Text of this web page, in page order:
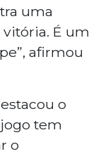
uma
É um
afirmou
o
tem
o